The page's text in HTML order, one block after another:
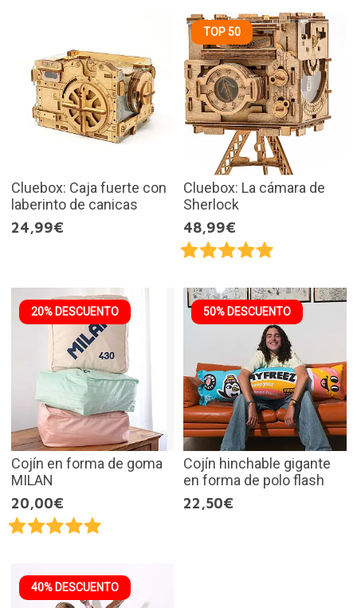
Cluebox: Caja fuerte con
laberinto de canicas
24,99€
TOP 50
Cluebox: La cámara de
Sherlock
48,99€
20% DESCUENTO
Cojín en forma de goma
MILAN
20,00€
50% DESCUENTO
Cojín hinchable gigante
en forma de polo flash
22,50€
40% DESCUENTO